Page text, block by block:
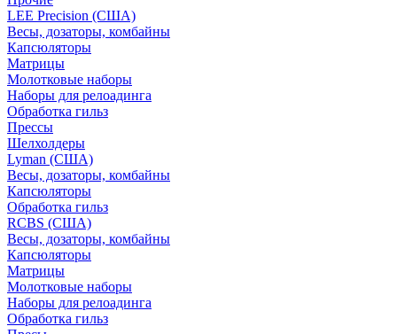
LEE Precision (США)
Весы, дозаторы, комбайны
Капсюляторы
Матрицы
Молотковые наборы
Наборы для релоадинга
Обработка гильз
Преcсы
Шелхолдеры
Lyman (США)
Весы, дозаторы, комбайны
Капсюляторы
Обработка гильз
RCBS (США)
Весы, дозаторы, комбайны
Капсюляторы
Матрицы
Молотковые наборы
Наборы для релоадинга
Обработка гильз